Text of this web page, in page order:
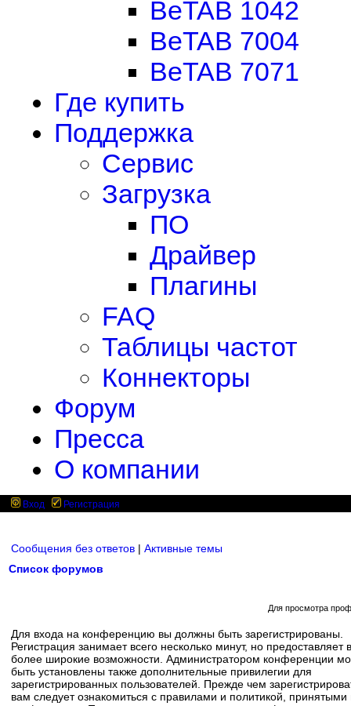
BeTAB 1042
BeTAB 7004
BeTAB 7071
Где купить
Поддержка
Сервис
Загрузка
ПО
Драйвер
Плагины
FAQ
Таблицы частот
Коннекторы
Форум
Пресса
О компании
Вход Регистрация
Сообщения без ответов | Активные темы
Список форумов
Для просмотра
Для входа на конференцию вы должны быть зарегистрированы.
Регистрация занимает всего несколько минут, но предоставляет
более широкие возможности. Администратором конференции
быть установлены также дополнительные привилегии для
зарегистрированных пользователей. Прежде чем
вам следует ознакомиться с правилами и политикой, принятыми